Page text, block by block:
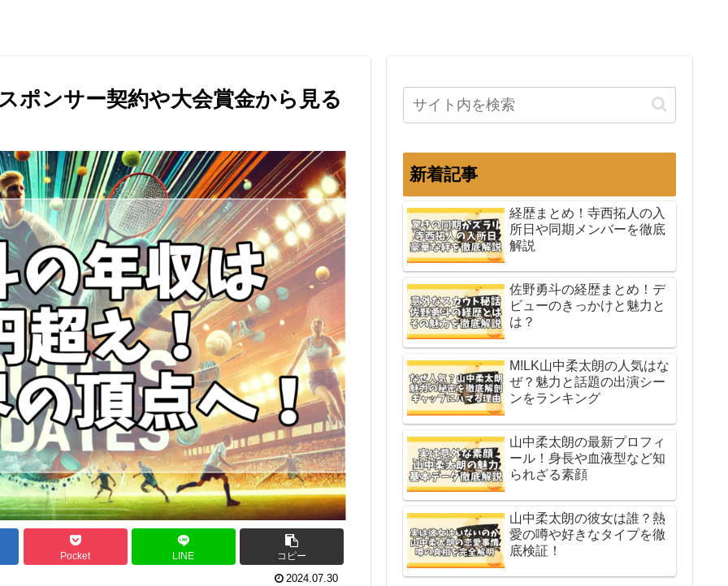
ポンサー契約や大会賞金から見る
Pocket LINE コピー
2024.07.30
新着記事
経歴まとめ！寺西拓人の入
所日や同期メンバーを徹底
解説
佐野勇斗の経歴まとめ！デ
ビューのきっかけと魅力と
は？
M!LK山中柔太朗の人気はな
ぜ？魅力と話題の出演シー
ンをランキング
山中柔太朗の最新プロフィ
ール！身長や血液型など知
られざる素顔
山中柔太朗の彼女は誰？熱
愛の噂や好きなタイプを徹
底検証！